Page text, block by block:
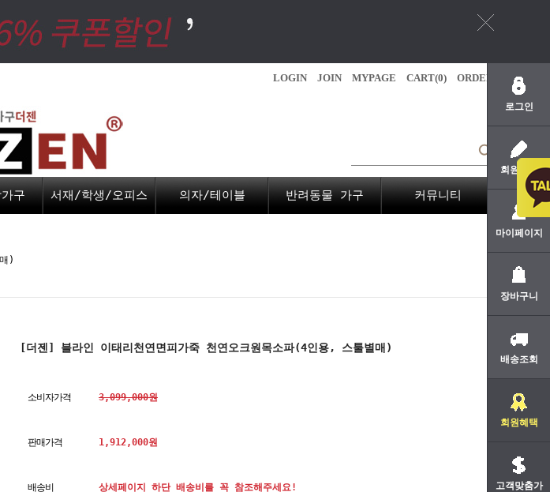
로그인
회원가입
마이페이지
장바구니
배송조회
회원혜택
고객맞춤가
LOGIN JOIN MYPAGE CART(0) ORDER
구 서재/학생/오피스 의자/테이블 반려동물 가구 커뮤니티
)
[더젠] 블라인 이태리천연면피가죽 천연오크원목소파(4인용, 스툴별매)
소비자가격 3,099,000원
판매가격 1,912,000원
배송비 상세페이지 하단 배송비를 꼭 참조해주세요!